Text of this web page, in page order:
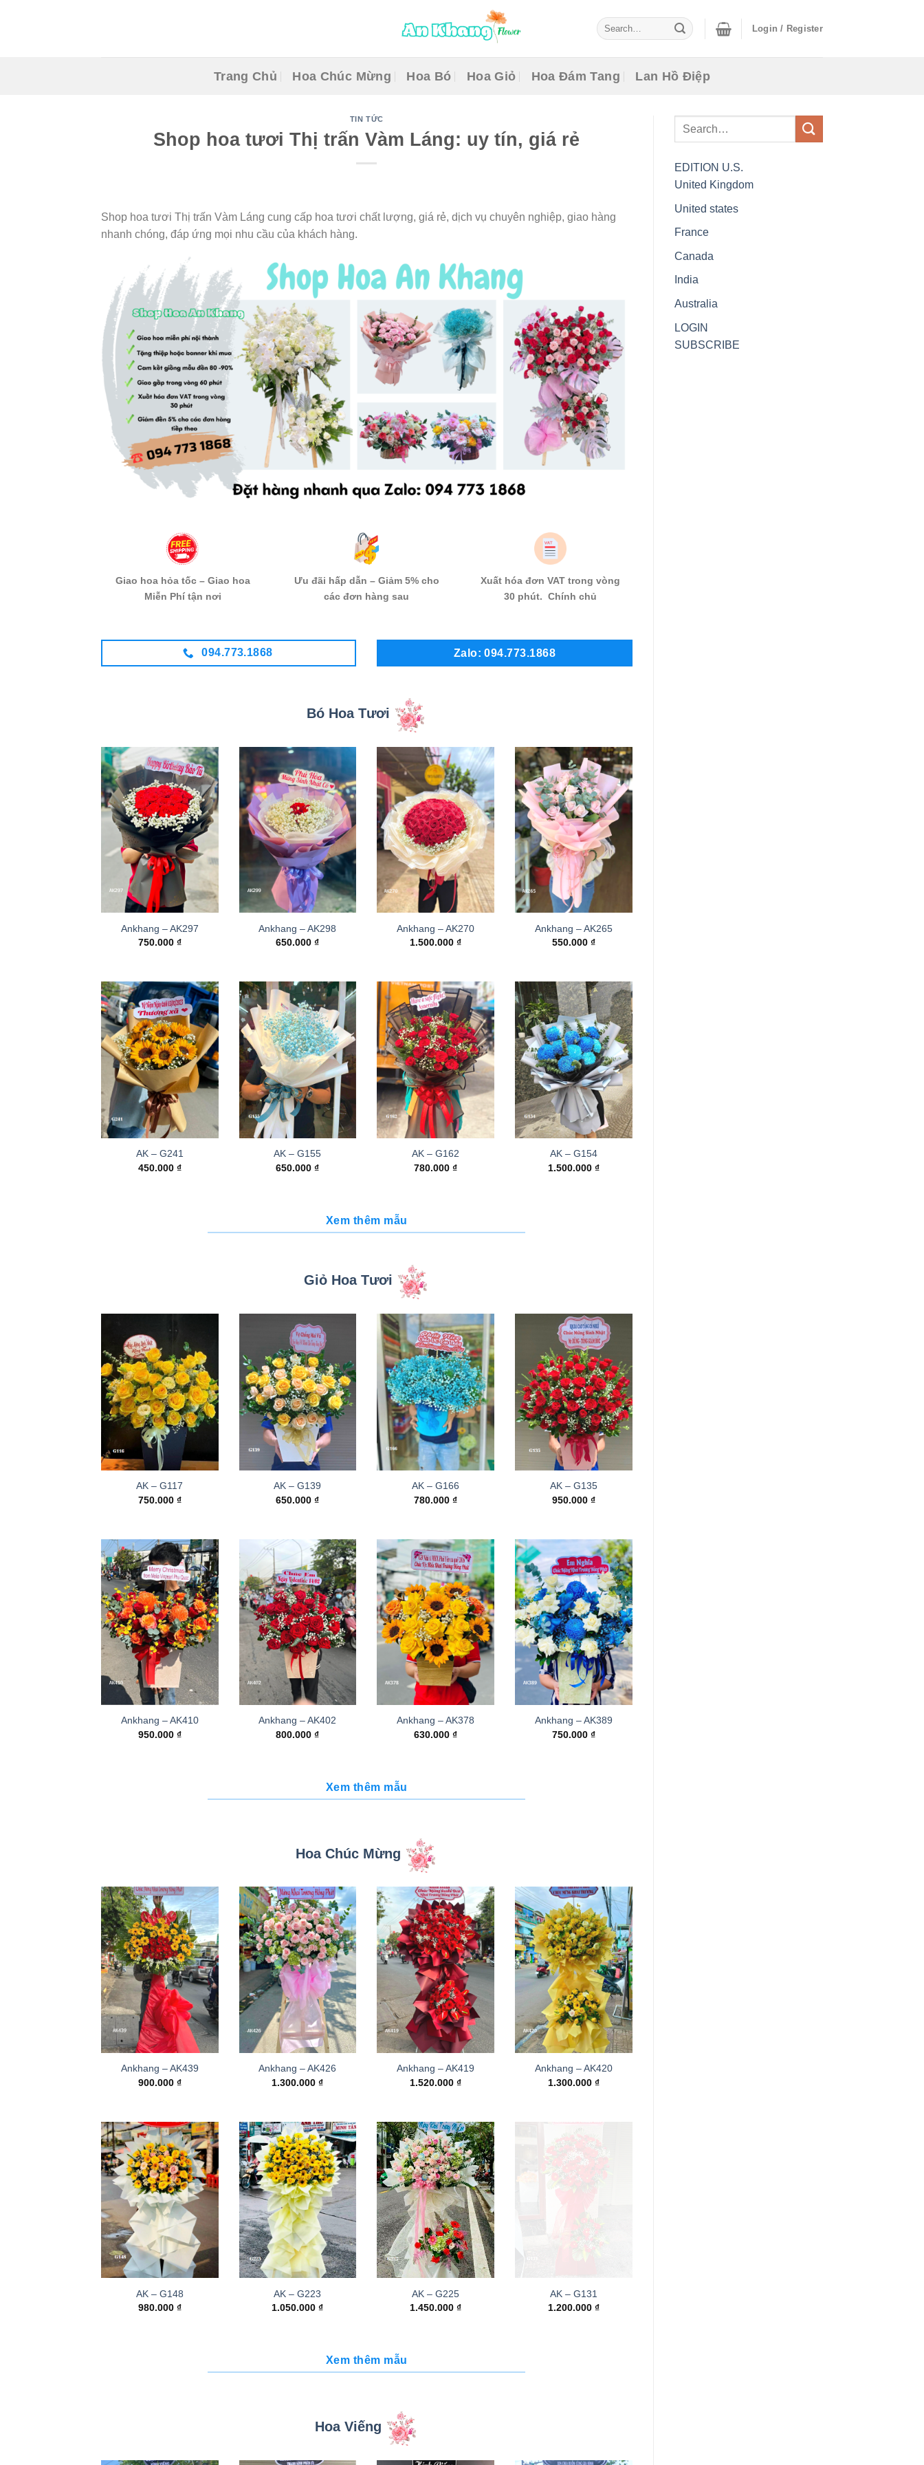
Search
for:
Login / Register
Trang Chủ Hoa Chúc Mừng Hoa Bó Hoa Giỏ Hoa Đám Tang Lan Hồ Điệp
TIN TỨC
Shop hoa tươi Thị trấn Vàm Láng: uy tín, giá rẻ
Shop hoa tươi Thị trấn Vàm Láng cung cấp hoa tươi chất lượng, giá rẻ, dịch vụ chuyên nghiệp, giao hàng
nhanh chóng, đáp ứng mọi nhu cầu của khách hàng.
Giao hoa hỏa tốc – Giao hoa
Miễn Phí tận nơi
Ưu đãi hấp dẫn – Giảm 5% cho
các đơn hàng sau
Xuất hóa đơn VAT trong vòng
30 phút. Chính chủ
094.773.1868 Zalo: 094.773.1868
Bó Hoa Tươi
Ankhang – AK297
750.000 ₫
Ankhang – AK298
650.000₫
Ankhang – AK270
1.500.000₫
Ankhang – AK265
550.000 ₫
AK – G241
450.000 ₫
AK – G155
650.000₫
AK – G162
780.000₫
AK – G154
1.500.000 ₫
Xem thêm mẫu
Giỏ Hoa Tươi
AK – G117
750.000 ₫
AK – G139
650.000₫
AK – G166
780.000₫
AK – G135
950.000 ₫
Ankhang – AK410
950.000 ₫
Ankhang – AK402
800.000₫
Ankhang – AK378
630.000₫
Ankhang – AK389
750.000 ₫
Xem thêm mẫu
Hoa Chúc Mừng
Ankhang – AK439
900.000 ₫
Ankhang – AK426
1.300.000₫
Ankhang – AK419
1.520.000₫
Ankhang – AK420
1.300.000 ₫
AK – G148
980.000 ₫
AK – G223
1.050.000₫
AK – G225
1.450.000₫
AK – G131
1.200.000 ₫
Xem thêm mẫu
Hoa Viếng
EDITION U.S.
United Kingdom
United states
France
Canada
India
Australia
LOGIN
SUBSCRIBE